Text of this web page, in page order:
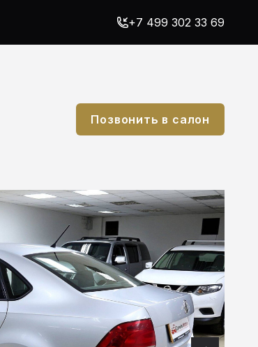
+7 499 302 33 69
Позвонить в салон